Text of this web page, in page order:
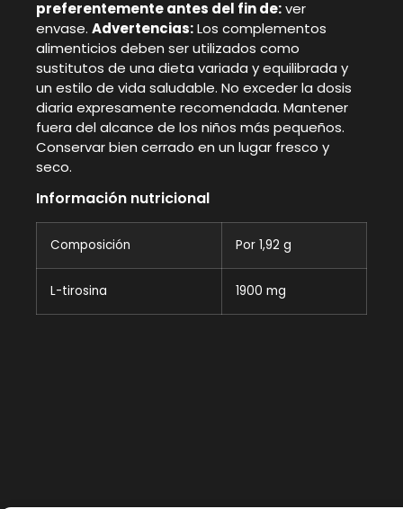
preferentemente antes del fin de:ver
envase. Advertencias:Los complementos
alimenticios deben ser utilizados como
sustitutos de una dieta variada y equilibrada y
un estilo de vida saludable. No exceder la dosis
diaria expresamente recomendada. Mantener
fuera del alcance de los niños más pequeños.
Conservar bien cerrado en un lugar fresco y
seco.
Información nutricional
Composición Por 1,92 g
L-tirosina 1900 mg